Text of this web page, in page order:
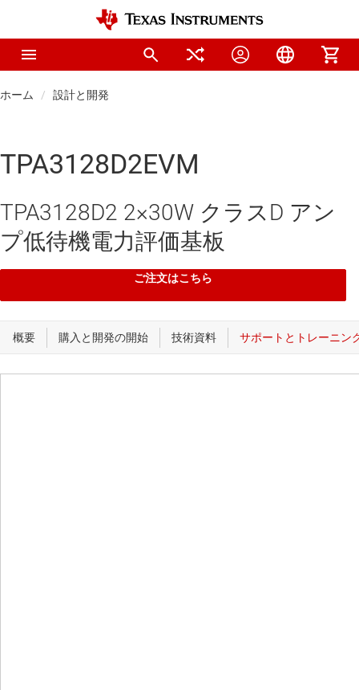
ホーム 設計と開発
TPA3128D2EVM
TPA3128D2 2×30W クラスD アン
プ低待機電力評価基板
ご注文はこちら